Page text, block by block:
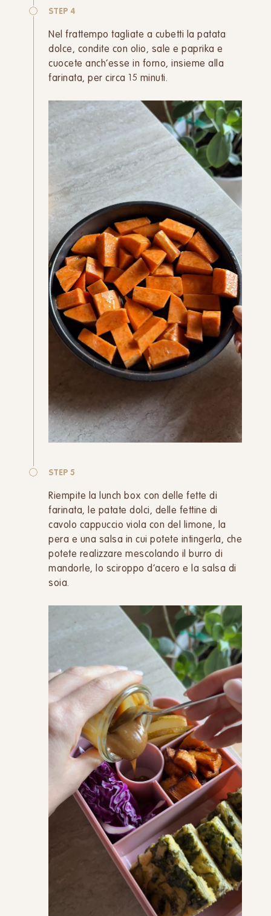
STEP 4
Nel frattempo tagliate a cubetti la patata
dolce, condite con olio, sale e paprika e
cuocete anch’esse in forno, insieme alla
farinata, per circa 15 minuti.
STEP 5
Riempite la lunch box con delle fette di
farinata, le patate dolci, delle fettine di
cavolo cappuccio viola con del limone, la
pera e una salsa in cui potete intingerla, che
potete realizzare mescolando il burro di
mandorle, lo sciroppo d’acero e la salsa di
soia.